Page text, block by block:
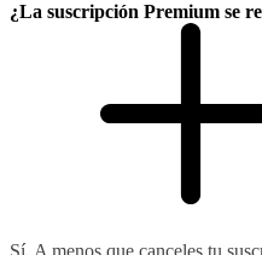
¿La suscripción Premium se
Sí. A menos que canceles tu